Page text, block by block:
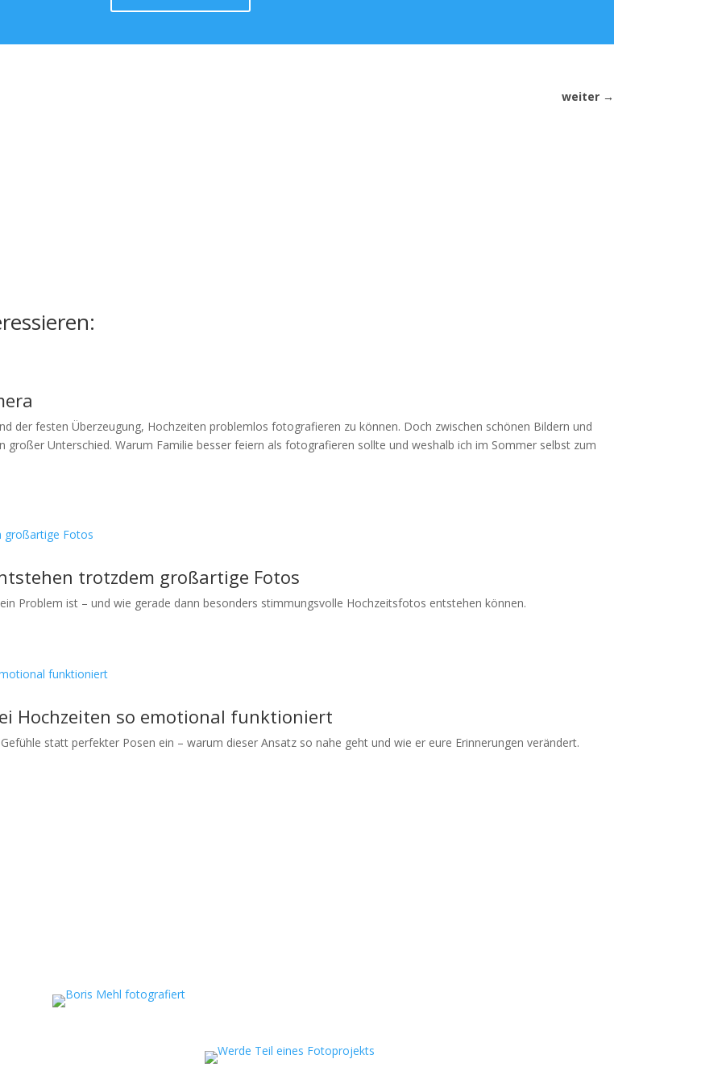
weiter→
der festen Überzeugung, Hochzeiten problemlos fotografieren zu können. Doch zwischen schönen Bildern und
Unterschied. Warum Familie besser feiern als fotografieren sollte und weshalb ich im Sommer selbst zum
trotzdem großartige Fotos
Problem ist – und wie gerade dann besonders stimmungsvolle Hochzeitsfotos entstehen können.
Hochzeiten so emotional funktioniert
statt perfekter Posen ein – warum dieser Ansatz so nahe geht und wie er eure Erinnerungen verändert.